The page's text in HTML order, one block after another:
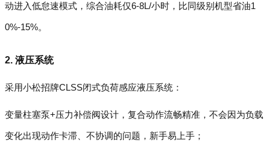
动进入低怠速模式，综合油耗仅6-8L/小时，比同级别机型省油1
0%-15%。
2. 液压系统
采用小松招牌CLSS闭式负荷感应液压系统：
变量柱塞泵+压力补偿阀设计，复合动作流畅精准，不会因为负载
变化出现动作卡滞、不协调的问题，新手易上手；